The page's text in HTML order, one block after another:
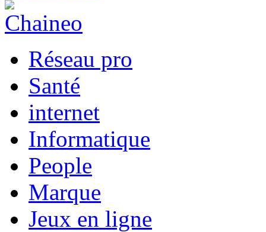
Réseau pro
Santé
internet
Informatique
People
Marque
Jeux en ligne